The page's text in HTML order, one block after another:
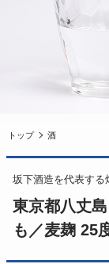
トップ 酒
坂下酒造を代表する
東京都八丈
も／麦麹 25